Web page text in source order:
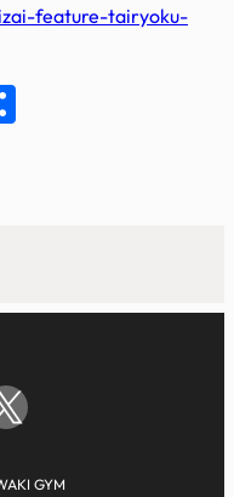
feature-tairyoku-
GYM